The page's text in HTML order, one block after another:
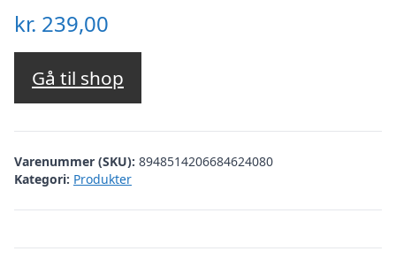
kr. 239,00
Gå til shop
Varenummer (SKU): 8948514206684624080
Kategori: Produkter